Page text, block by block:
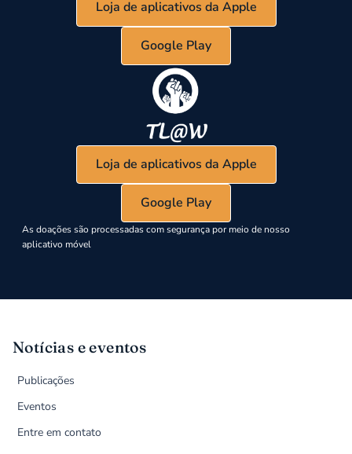
Loja de aplicativos da Apple
Google Play
Loja de aplicativos da Apple
Google Play
As doações são processadas com segurança por meio de nosso
aplicativo móvel
Notícias e eventos
Publicações
Eventos
Entre em contato